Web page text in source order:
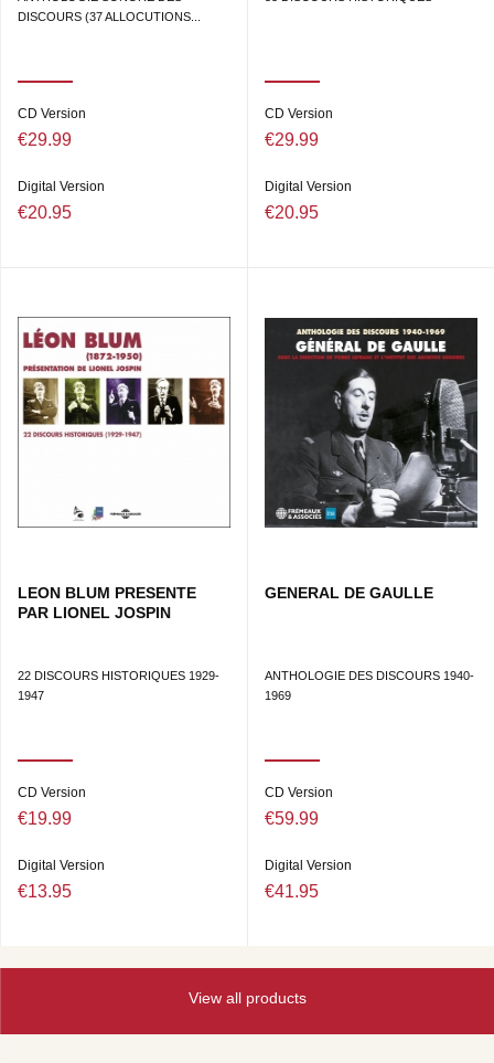
DISCOURS (37 ALLOCUTIONS...
CD Version
€29.99
Digital Version
€20.95
CD Version
€29.99
Digital Version
€20.95
LEON BLUM PRESENTE
PAR LIONEL JOSPIN
22 DISCOURS HISTORIQUES 1929-
1947
CD Version
€19.99
Digital Version
€13.95
GENERAL DE GAULLE
ANTHOLOGIE DES DISCOURS 1940-
1969
CD Version
€59.99
Digital Version
€41.95
View all products